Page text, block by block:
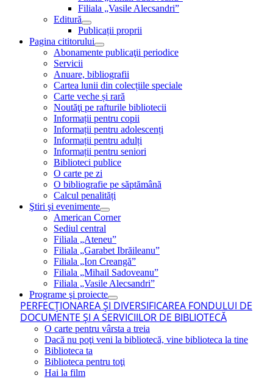
Filiala „Vasile Alecsandri”
Editură
Publicații proprii
Pagina cititorului
Abonamente publicaţii periodice
Servicii
Anuare, bibliografii
Cartea lunii din colecțiile speciale
Carte veche și rară
Noutăţi pe rafturile bibliotecii
Informații pentru copii
Informații pentru adolescenți
Informații pentru adulți
Informații pentru seniori
Biblioteci publice
O carte pe zi
O bibliografie pe săptămână
Calcul penalități
Ştiri şi evenimente
American Corner
Sediul central
Filiala „Ateneu”
Filiala „Garabet Ibrăileanu”
Filiala „Ion Creangă”
Filiala „Mihail Sadoveanu”
Filiala „Vasile Alecsandri”
Programe şi proiecte
PERFECŢIONAREA ŞI DIVERSIFICAREA FONDULUI DE
DOCUMENTE ŞI A SERVICIILOR DE BIBLIOTECĂ
O carte pentru vârsta a treia
Dacă nu poţi veni la bibliotecă, vine biblioteca la tine
Biblioteca ta
Biblioteca pentru toţi
Hai la film